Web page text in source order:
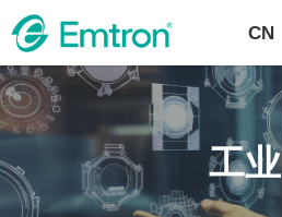
CN
工业